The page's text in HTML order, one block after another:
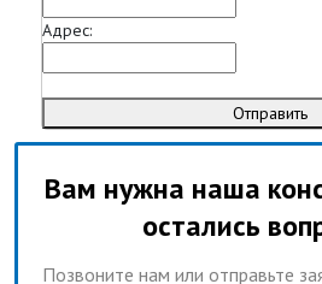
Адрес:
Отправить
Вам нужна наша
остались
Позвоните нам или отправьте